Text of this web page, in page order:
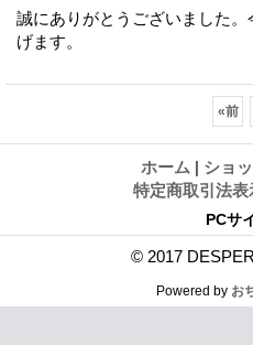
誠にありがとうございました
げます。
«前
ホーム | ショ
特定商取引法表
PCサ
© 2017
Powered by お